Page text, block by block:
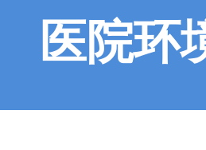
医院环